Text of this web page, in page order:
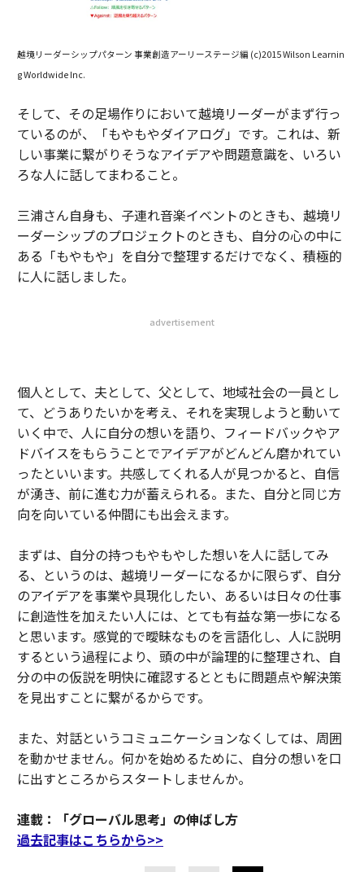
越境リーダーシップパターン 事業創造アーリーステージ編 (c)2015 Wilson Learnin
g Worldwide Inc.
そして、その足場作りにおいて越境リーダーがまず行っ
ているのが、「もやもやダイアログ」です。これは、新
しい事業に繋がりそうなアイデアや問題意識を、いろい
ろな人に話してまわること。
三浦さん自身も、子連れ音楽イベントのときも、越境リ
ーダーシップのプロジェクトのときも、自分の心の中に
ある「もやもや」を自分で整理するだけでなく、積極的
に人に話しました。
advertisement
個人として、夫として、父として、地域社会の一員とし
て、どうありたいかを考え、それを実現しようと動いて
いく中で、人に自分の想いを語り、フィードバックやア
ドバイスをもらうことでアイデアがどんどん磨かれてい
ったといいます。共感してくれる人が見つかると、自信
が湧き、前に進む力が蓄えられる。また、自分と同じ方
向を向いている仲間にも出会えます。
まずは、自分の持つもやもやした想いを人に話してみ
る、というのは、越境リーダーになるかに限らず、自分
のアイデアを事業や具現化したい、あるいは日々の仕事
に創造性を加えたい人には、とても有益な第一歩になる
と思います。感覚的で曖昧なものを言語化し、人に説明
するという過程により、頭の中が論理的に整理され、自
分の中の仮説を明快に確認するとともに問題点や解決策
を見出すことに繋がるからです。
また、対話というコミュニケーションなくしては、周囲
を動かせません。何かを始めるために、自分の想いを口
に出すところからスタートしませんか。
連載：「グローバル思考」の伸ばし方
過去記事はこちらから>>